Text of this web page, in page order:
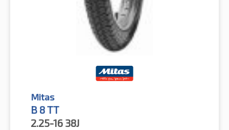
Mitas
B 8 TT
2.25-16 38J